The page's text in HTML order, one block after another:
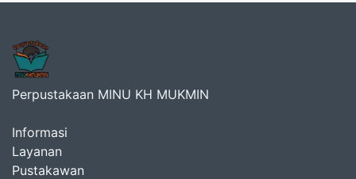
Perpustakaan MINU KH MUKMIN
Informasi
Layanan
Pustakawan